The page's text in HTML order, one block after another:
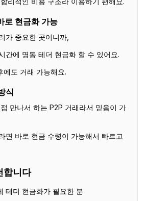
로 현금화 가능
가 중요한 곳이니까,
간에 명동 테더 현금화 할 수 있어요.
에도 거래 가능해요.
식
만나서 하는 P2P 거래라서 믿음이 가
면 바로 현금 수령이 가능해서 빠르고
합니다
테더 현금화가 필요한 분